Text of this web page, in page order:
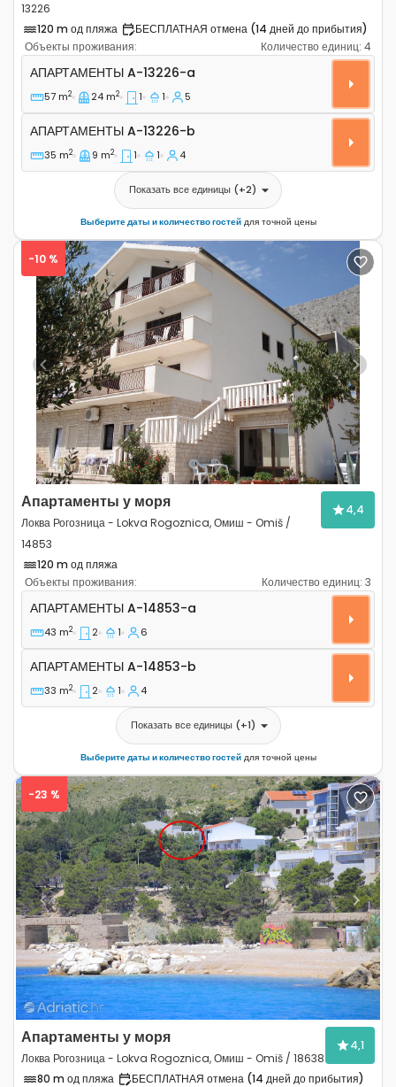
13226
120 m од пляжа
БЕСПЛАТНАЯ отмена (14 дней до прибытия)
Объекты проживания:
Количество единиц: 4
Однокомнатные апартаменты Локва Рогозница -
АПАРТАМЕНТЫ A-13226-a
57 m2 24 m2 1 1 5
Апартаменты A-13226-b
АПАРТАМЕНТЫ A-13226-b
35 m2 9 m2 1 1 4
Показать все единицы (+2)
Выберите даты и количество гостейдля точной цены
Previous Next
-10 %
Апартаменты у моря
Локва Рогозница - Lokva Rogoznica, Омиш - Omiš /
14853
4,4
120 m од пляжа
Объекты проживания:
Количество единиц: 3
Двухкомнатные апартаменты Локва Рогозница -
АПАРТАМЕНТЫ A-14853-a
43 m2 2 1 6
Апартаменты A-14853-b
АПАРТАМЕНТЫ A-14853-b
33 m2 2 1 4
Показать все единицы(+1)
Выберите даты и количество гостейдля точной цены
Previous Next
-23 %
Апартаменты у моря
Локва Рогозница - Lokva Rogoznica, Омиш - Omiš / 18638
4,1
80 m од пляжа
БЕСПЛАТНАЯ отмена (14 дней до прибытия)